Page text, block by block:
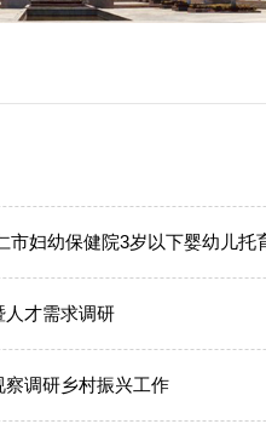
市妇幼保健院3岁以下婴幼儿托
人才需求调研
调研乡村振兴工作